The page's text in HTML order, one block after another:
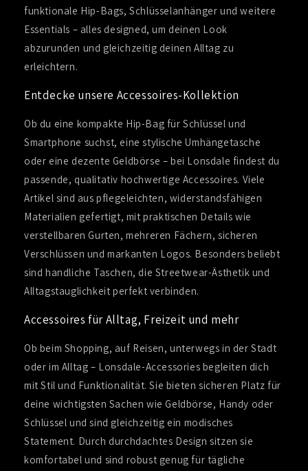
funktionale Hip-Bags, Schlüsselanhänger und weitere
Essentials – alles designed, um deinen Look
abzurunden und gleichzeitig deinen Alltag zu
erleichtern.
Entdecke unsere Accessoires-Kollektion
Ob du eine kompakte Hip-Bag für Schlüssel und
Smartphone suchst, eine stylische Umhängetasche
oder eine dezente Geldbörse – bei Lonsdale findest du
passende, qualitativ hochwertige Accessoires. Viele
Artikel sind aus pflegeleichten, widerstandsfähigen
Materialien gefertigt, mit praktischen Details wie
verstellbaren Gurten, mehreren Fächern, sicheren
Verschlüssen und markanten Logos. Besonders beliebt
sind handliche Taschen, die Streetwear-Ästhetik und
Alltagstauglichkeit perfekt verbinden.
Accessoires für Alltag, Freizeit und mehr
Ob beim Shopping, auf Reisen, unterwegs in der Stadt
oder im Alltag – Lonsdale-Accessories begleiten dich
mit Stil und Funktionalität. Sie bieten sicheren Platz für
deine wichtigsten Sachen wie Geldbörse, Handy oder
Schlüssel und sind gleichzeitig ein modisches
Statement. Durch durchdachtes Design sitzen sie
komfortabel und sind robust genug für tägliche